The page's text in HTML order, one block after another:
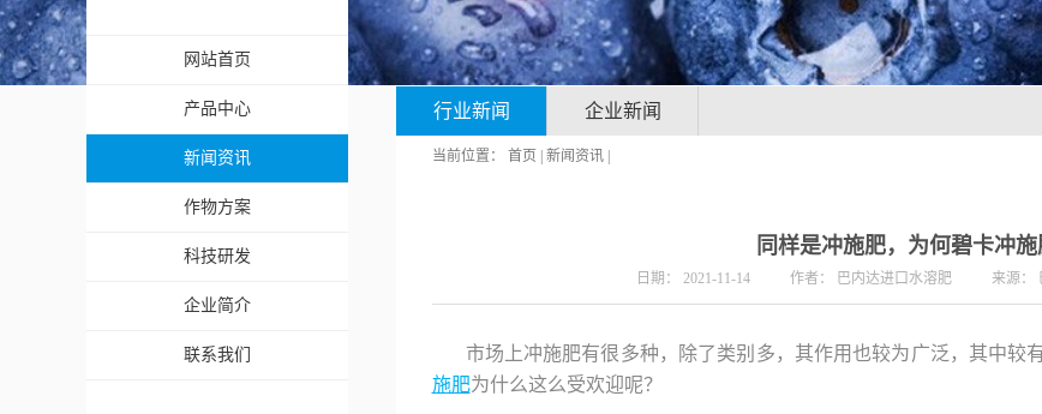
网站首页
产品中心
新闻资讯
作物方案
科技研发
企业简介
联系我们
行业新闻 企业新闻
当前位置： 首页 新闻资讯
同样是冲施肥，为何碧卡冲施
日期： 2021-11-14 作者： 巴内达进口水溶肥 来源：
市场上冲施肥有很多种，除了类别多，其作用也较为广泛，其中较
施肥为什么这么受欢迎呢？